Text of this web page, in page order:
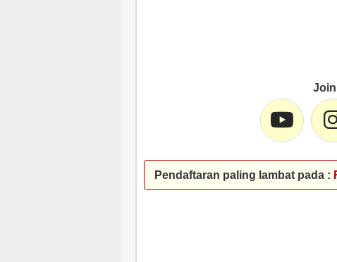
Pendaftaran paling lambat pada :